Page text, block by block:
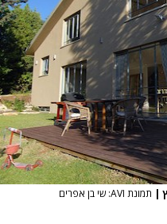
| תמונת AVI: שי בן אפרים